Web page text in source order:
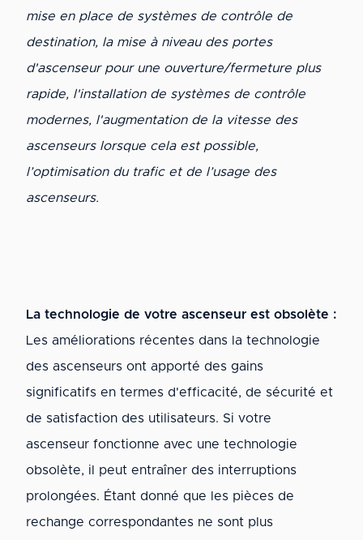
mise en place de systèmes de contrôle de
destination, la mise à niveau des portes
d'ascenseur pour une ouverture/fermeture plus
rapide, l'installation de systèmes de contrôle
modernes, l'augmentation de la vitesse des
ascenseurs lorsque cela est possible,
l’optimisation du trafic et de l’usage des
ascenseurs.
La technologie de votre ascenseur est obsolète :
Les améliorations récentes dans la technologie
des ascenseurs ont apporté des gains
significatifs en termes d'efficacité, de sécurité et
de satisfaction des utilisateurs. Si votre
ascenseur fonctionne avec une technologie
obsolète, il peut entraîner des interruptions
prolongées. Étant donné que les pièces de
rechange correspondantes ne sont plus